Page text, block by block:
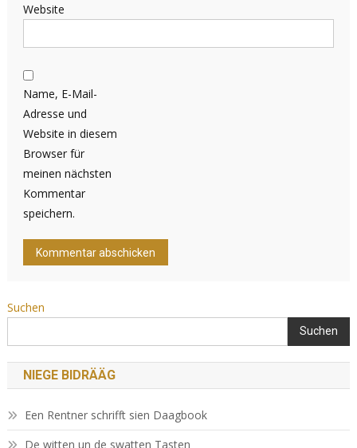
Website
Name, E-Mail-
Adresse und
Website in diesem
Browser für
meinen nächsten
Kommentar
speichern.
Suchen
Suchen
NIEGE BIDRÄÄG
Een Rentner schrifft sien Daagbook
De witten un de swatten Tasten